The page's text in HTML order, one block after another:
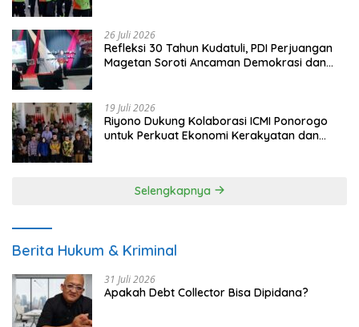
26 Juli 2026
Refleksi 30 Tahun Kudatuli, PDI Perjuangan
Magetan Soroti Ancaman Demokrasi dan
19 Juli 2026
Riyono Dukung Kolaborasi ICMI Ponorogo
untuk Perkuat Ekonomi Kerakyatan dan
Selengkapnya
Berita Hukum & Kriminal
31 Juli 2026
Apakah Debt Collector Bisa Dipidana?